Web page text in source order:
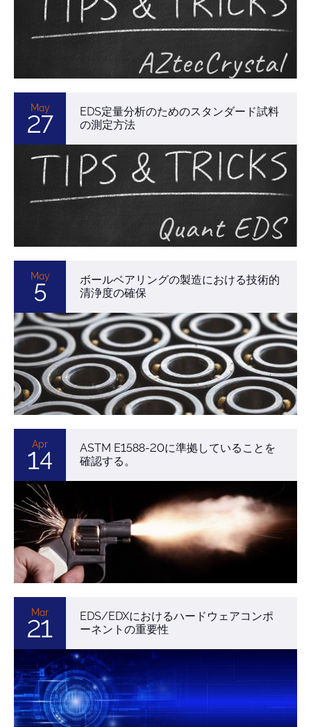
May
27
EDS定量分析のためのスタンダード試料
の測定方法
May
5
ボールベアリングの製造における技術的
清浄度の確保
Apr
14
ASTM E1588-20に準拠していることを
確認する。
Mar
21
EDS/EDXにおけるハードウェアコンポ
ーネントの重要性